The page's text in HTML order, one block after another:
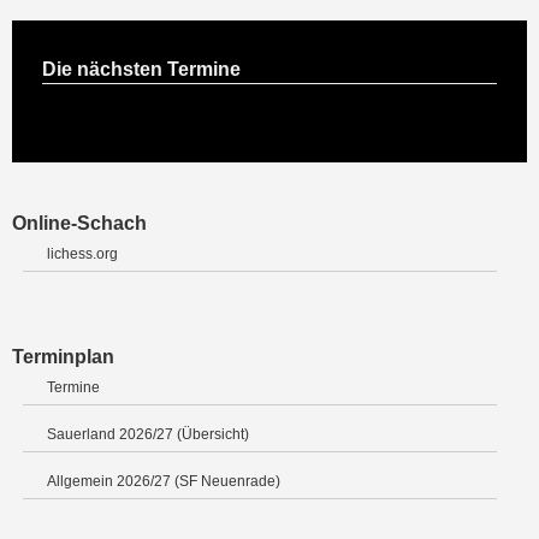
Die nächsten Termine
Online-Schach
lichess.org
Terminplan
Termine
Sauerland 2026/27 (Übersicht)
Allgemein 2026/27 (SF Neuenrade)